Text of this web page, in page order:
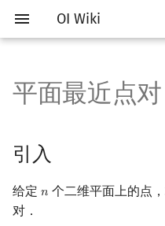
OI Wiki
入
始
搜
Getting Started
关于本项目
如何参与
比赛相关简介
赛事
题型
工具软件简介
代码编辑工具
评测工具
语言基础简介
C++ 基础
C++ 标准库
算法基础简介
复杂度
枚举
搜索部分简介
DFS（搜索）
BFS（搜索）
动态规划部分简介
动态规划基础
记忆化搜索
字符串部分简介
字符串基础
标准库
数学部分简介
布尔代数
数字系统
数据结构部分简介
栈
队列
图论部分简介
图论相关概念
图的存储
引入
过程
复杂度证明
杂项简介
离散化
双指针
RMQ
并查集应用
括号序列
平面最近点对
引入
给定 𝑛
n 个二维平面上的点
对．